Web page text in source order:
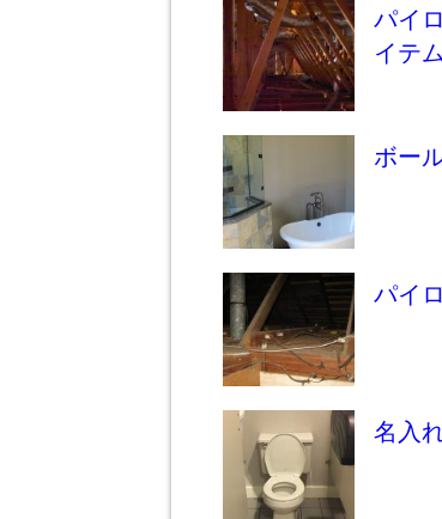
パイ
イテム
ボー
パイ
名入